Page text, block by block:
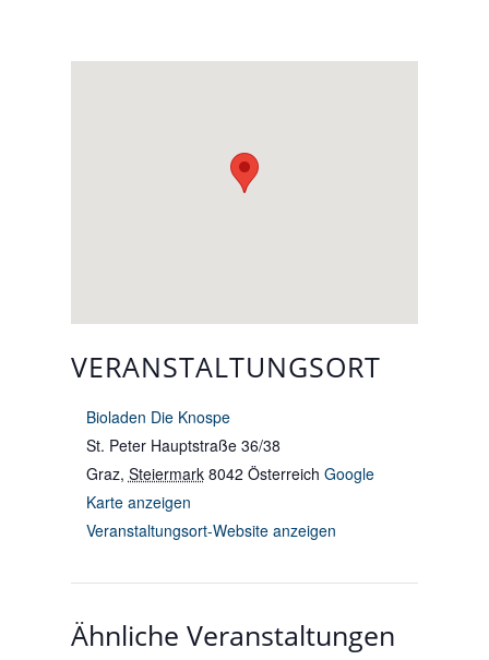
VERANSTALTUNGSORT
Bioladen Die Knospe
St. Peter Hauptstraße 36/38
Graz, Steiermark 8042 Österreich Google
Karte anzeigen
Veranstaltungsort-Website anzeigen
Ähnliche Veranstaltungen